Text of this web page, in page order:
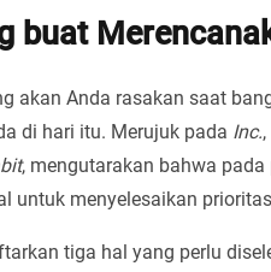
buat
akan Anda rasakan saat
di hari itu. Merujuk pada Inc.
, mengutarakan bahwa
untuk menyelesaikan
tiga hal yang perlu